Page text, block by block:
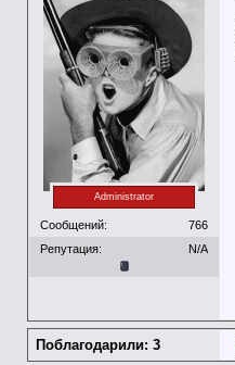
Administrator
Сообщений:
766
Репутация:
N/A
Поблагодарили: 3